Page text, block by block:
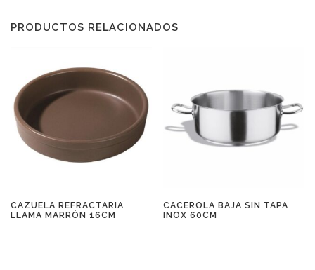
PRODUCTOS RELACIONADOS
CAZUELA REFRACTARIA
LLAMA MARRÓN 16CM
CACEROLA BAJA SIN TAPA
INOX 60CM